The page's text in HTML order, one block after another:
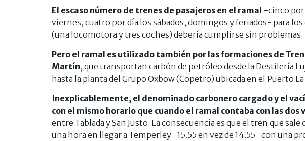
El escaso número de trenes de pasajeros en el ramal -cinco por
viernes, cuatro por día los sábados, domingos y feriados- para los
(una locomotora y tres coches) debería cumplirse sin problemas.
Pero el ramal es utilizado también por las formaciones de
Martín, que transportan carbón de petróleo desde la Destilería
hasta la planta del Grupo Oxbow (Copetro) ubicada en el Puerto
Inexplicablemente, el denominado carbonero cargado y el
con el mismo horario que cuando el ramal contaba con las dos
entre Tablada y San Justo. La consecuencia es que el tren que sale
una hora en llegar a Temperley -15.55 en vez de 14.55- con una